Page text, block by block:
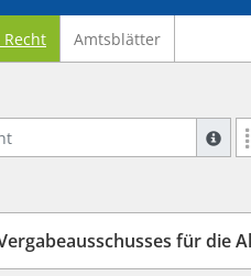
Amtsblätter
für die Aktion